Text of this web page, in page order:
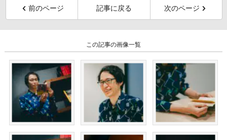
前のページ 記事に戻る 次のページ
この記事の画像一覧